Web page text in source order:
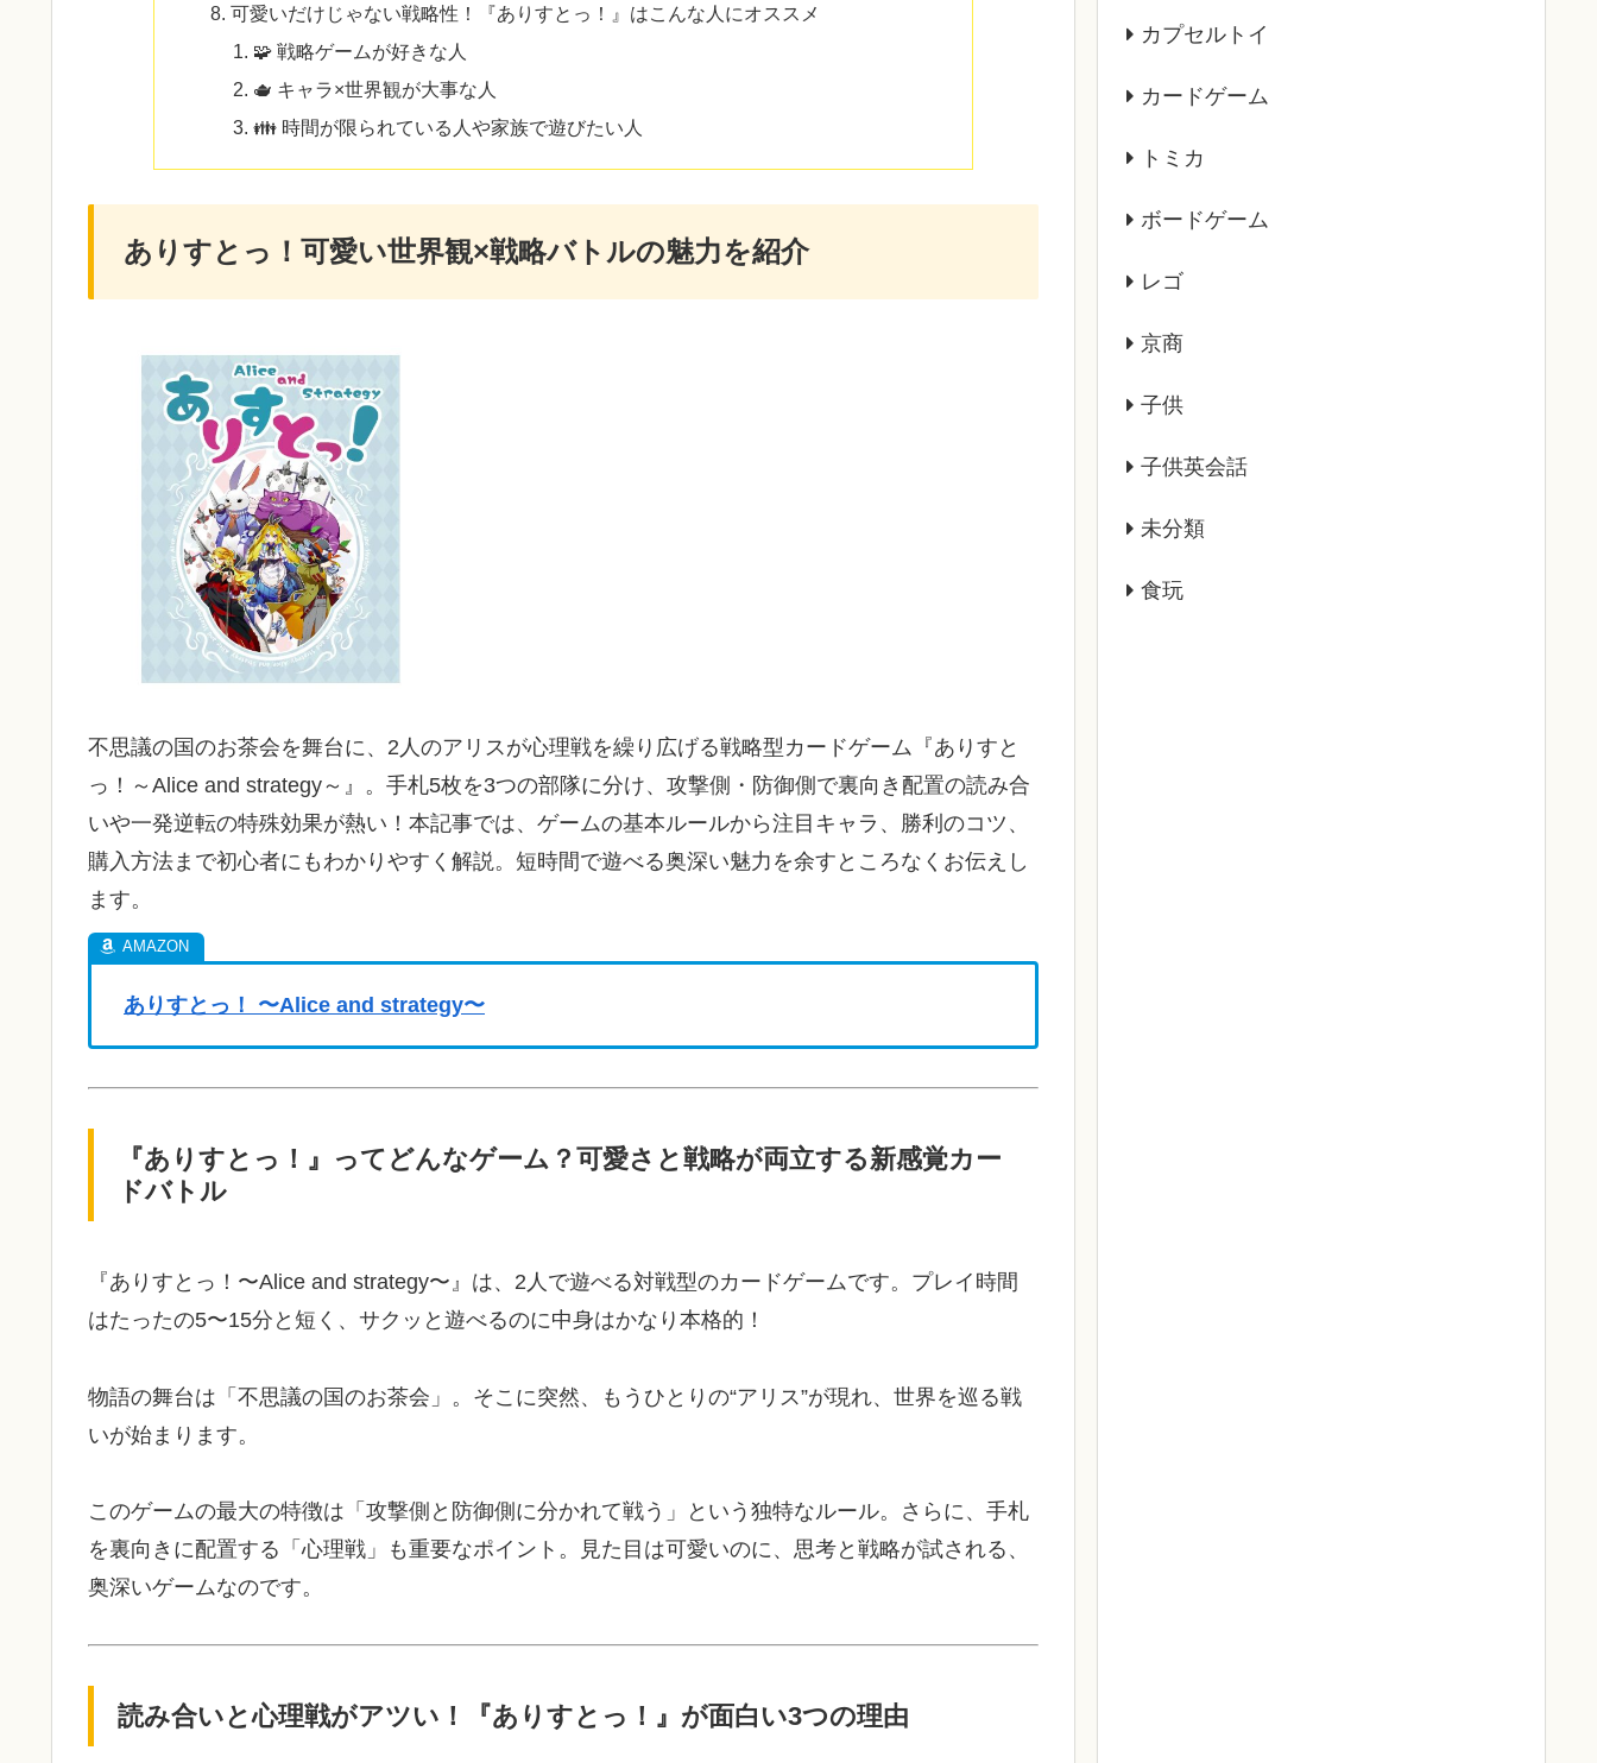
可愛いだけじゃない戦略性！『ありすとっ！』はこんな人にオススメ
🧩 戦略ゲームが好きな人
🫖 キャラ×世界観が大事な人
👪 時間が限られている人や家族で遊びたい人
ありすとっ！可愛い世界観×戦略バトルの魅力を紹介
不思議の国のお茶会を舞台に、2人のアリスが心理戦を繰り広げる戦略型カードゲーム『ありすと
っ！～Alice and strategy～』。手札5枚を3つの部隊に分け、攻撃側・防御側で裏向き配置の読み合
いや一発逆転の特殊効果が熱い！本記事では、ゲームの基本ルールから注目キャラ、勝利のコツ、
購入方法まで初心者にもわかりやすく解説。短時間で遊べる奥深い魅力を余すところなくお伝えし
ます。
ありすとっ！ 〜Alice and strategy〜
『ありすとっ！』ってどんなゲーム？可愛さと戦略が両立する新感覚カー
ドバトル
『ありすとっ！〜Alice and strategy〜』は、2人で遊べる対戦型のカードゲームです。プレイ時間
はたったの5〜15分と短く、サクッと遊べるのに中身はかなり本格的！
物語の舞台は「不思議の国のお茶会」。そこに突然、もうひとりの“アリス”が現れ、世界を巡る戦
いが始まります。
このゲームの最大の特徴は「攻撃側と防御側に分かれて戦う」という独特なルール。さらに、手札
を裏向きに配置する「心理戦」も重要なポイント。見た目は可愛いのに、思考と戦略が試される、
奥深いゲームなのです。
読み合いと心理戦がアツい！『ありすとっ！』が面白い3つの理由
カプセルトイ
カードゲーム
トミカ
ボードゲーム
レゴ
京商
子供
子供英会話
未分類
食玩